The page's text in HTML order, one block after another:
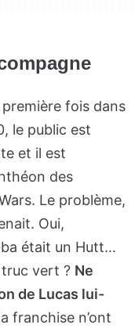
fois dans
le public est
et il est
des
Le problème,
Oui,
était un Hutt…
truc vert ? Ne
de Lucas lui-
franchise n’ont